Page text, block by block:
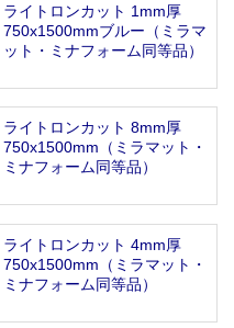
ライトロンカット 1mm厚
750x1500mmブルー（ミラマ
ット・ミナフォーム同等品）
ライトロンカット 8mm厚
750x1500mm（ミラマット・
ミナフォーム同等品）
ライトロンカット 4mm厚
750x1500mm（ミラマット・
ミナフォーム同等品）